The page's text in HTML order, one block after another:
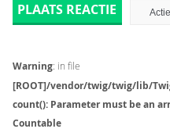
PLAATS REACTIE
Warning: in file
[ROOT]/vendor/twig/twig/lib/
count(): Parameter must be an
Countable